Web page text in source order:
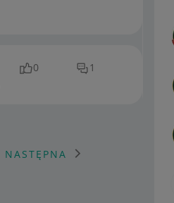
0 1
NASTĘPNA